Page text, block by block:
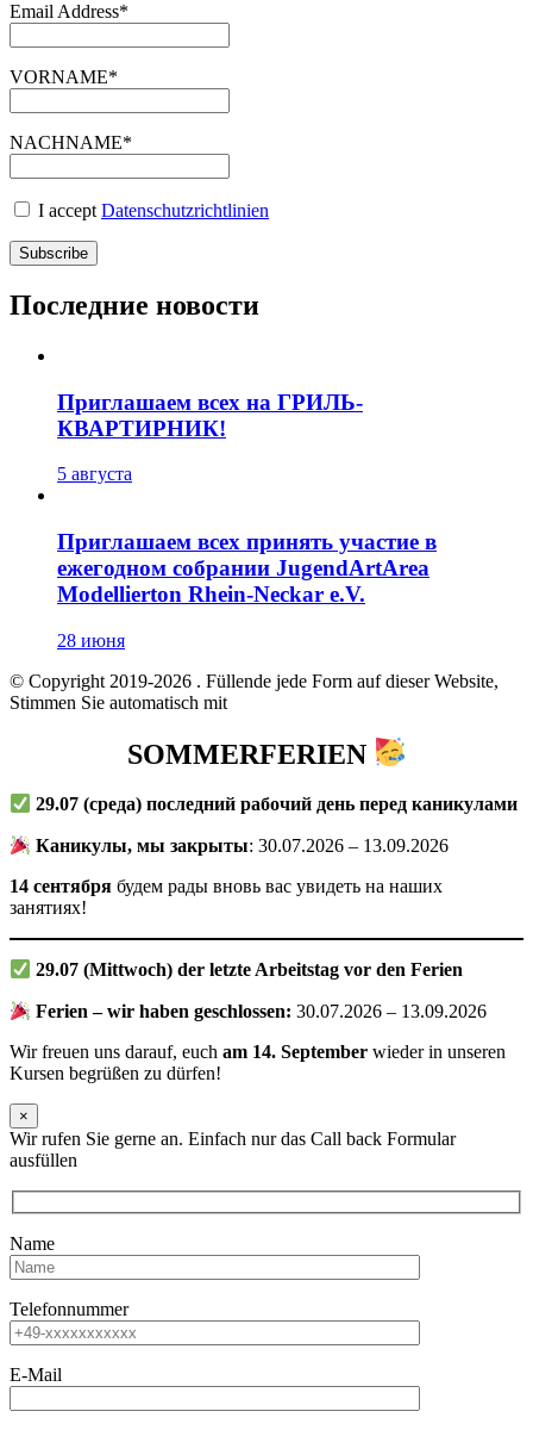
Email Address*
VORNAME*
NACHNAME*
I accept Datenschutzrichtlinien
Последние новости
Приглашаем всех на ГРИЛЬ-
КВАРТИРНИК!
5 августа
Приглашаем всех принять участие в
ежегодном собрании JugendArtArea
Modellierton Rhein-Neckar e.V.
28 июня
© Copyright 2019-2026 . Füllende jede Form auf dieser Website,
Stimmen Sie automatisch mit
SOMMERFERIEN
29.07 (среда) последний рабочий день перед каникулами
Каникулы, мы закрыты: 30.07.2026 – 13.09.2026
14 сентября будем рады вновь вас увидеть на наших
занятиях!
29.07 (Mittwoch) der letzte Arbeitstag vor den Ferien
Ferien – wir haben geschlossen: 30.07.2026 – 13.09.2026
Wir freuen uns darauf, euch am 14. September wieder in unseren
Kursen begrüßen zu dürfen!
×
Wir rufen Sie gerne an. Einfach nur das Call back Formular
ausfüllen
Name
Telefonnummer
E-Mail